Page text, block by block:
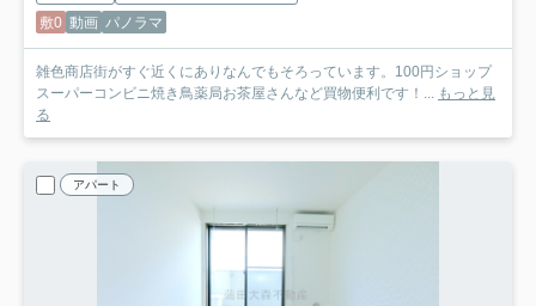
敷0 動画 パノラマ
雑色商店街がすぐ近くにありなんでもそろっています。100円ショップ
スーパーコンビニ焼き鳥薬局お茶屋さんなど買物便利です！... もっと見
る
アパート